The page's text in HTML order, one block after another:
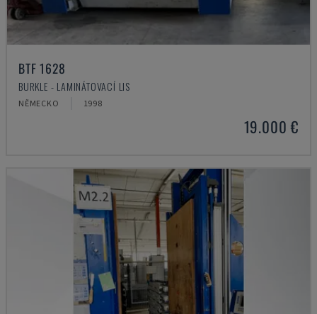
BTF 1628
BURKLE - LAMINÁTOVACÍ LIS
NĚMECKO 1998
19.000 €